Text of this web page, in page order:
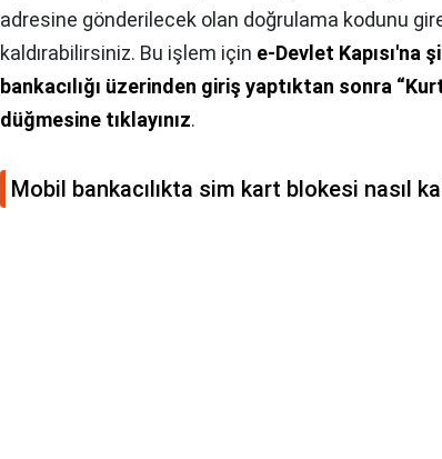
adresine gönderilecek olan doğrulama kodunu
kaldırabilirsiniz. Bu işlem için e-Devlet Kapısı'na
bankacılığı üzerinden giriş yaptıktan sonra
düğmesine tıklayınız.
Mobil bankacılıkta sim kart blokesi nasıl